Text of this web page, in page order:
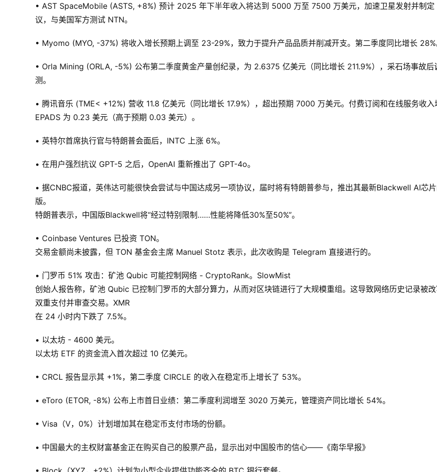
• AST SpaceMobile (ASTS, +8%) 预计 2025 年下半年收入将达到 5000 万至 7500 万美元，加速卫星发射并制定
议，与美国军方测试 NTN。
• Myomo (MYO, -37%) 将收入增长预期上调至 23-29%，致力于提升产品品质并削减开支。第二季度同比增长 28%
• Orla Mining (ORLA, -5%) 公布第二季度黄金产量创纪录，为 2.6375 亿美元（同比增长 211.9%），采石场事故后
测。
• 腾讯音乐 (TME< +12%) 营收 11.8 亿美元（同比增长 17.9%），超出预期 7000 万美元。付费订阅和在线服务收入
EPADS 为 0.23 美元（高于预期 0.03 美元）。
• 英特尔首席执行官与特朗普会面后，INTC 上涨 6%。
• 在用户强烈抗议 GPT-5 之后，OpenAI 重新推出了 GPT-4o。
• 据CNBC报道，英伟达可能很快会尝试与中国达成另一项协议，届时将有特朗普参与，推出其最新Blackwell AI芯
版。
特朗普表示，中国版Blackwell将“经过特别限制……性能将降低30%至50%”。
• Coinbase Ventures 已投资 TON。
交易金额尚未披露，但 TON 基金会主席 Manuel Stotz 表示，此次收购是 Telegram 直接进行的。
• 门罗币 51% 攻击：矿池 Qubic 可能控制网络 - CryptoRank。SlowMist
创始人报告称，矿池 Qubic 已控制门罗币的大部分算力，从而对区块链进行了大规模重组。这导致网络历史记录被
双重支付并审查交易。XMR
在 24 小时内下跌了 7.5%。
• 以太坊 - 4600 美元。
以太坊 ETF 的资金流入首次超过 10 亿美元。
• CRCL 报告显示其 +1%，第二季度 CIRCLE 的收入在稳定币上增长了 53%。
• eToro (ETOR, -8%) 公布上市首日业绩：第二季度利润增至 3020 万美元，管理资产同比增长 54%。
• Visa（V，0%）计划增加其在稳定币支付市场的份额。
• 中国最大的主权财富基金正在购买自己的股票产品，显示出对中国股市的信心——《南华早报》